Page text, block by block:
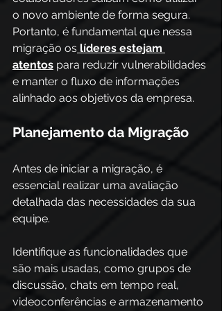
o novo ambiente de forma segura.
Portanto, é fundamental que nessa
migração os líderes estejam
atentos para reduzir vulnerabilidades
e manter o fluxo de informações
alinhado aos objetivos da empresa.
Planejamento da Migração
Antes de iniciar a migração, é
essencial realizar uma avaliação
detalhada das necessidades da sua
equipe.
Identifique as funcionalidades que
são mais usadas, como grupos de
discussão, chats em tempo real,
videoconferências e armazenamento